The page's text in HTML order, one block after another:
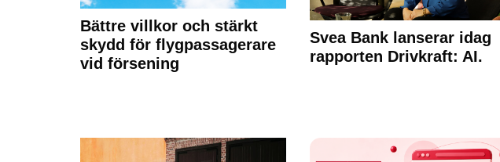
Bättre villkor och stärkt
skydd för flygpassagerare
vid försening
Svea Bank lanserar idag
rapporten Drivkraft: AI.